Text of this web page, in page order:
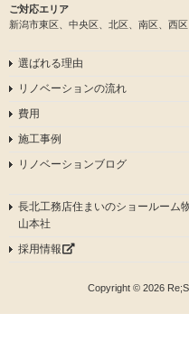
ご対応エリア
新潟市東区、中央区、北区、南区、西
選ばれる理由
リノベーションの流れ
費用
施工事例
リノベーションブログ
長北工務店住まいのショールーム
山本社
採用情報
Copyright © 2026